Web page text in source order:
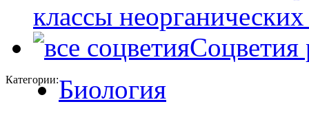
классы
Соцветия
Категории:Биология